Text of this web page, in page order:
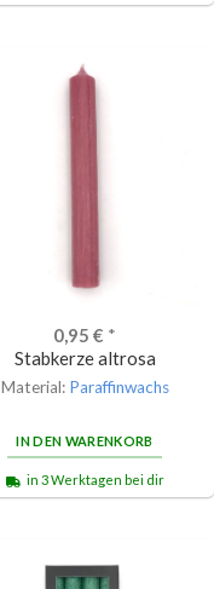
0,95 € *
Stabkerze altrosa
Material: Paraffinwachs
IN DEN WARENKORB
in 3 Werktagen bei dir